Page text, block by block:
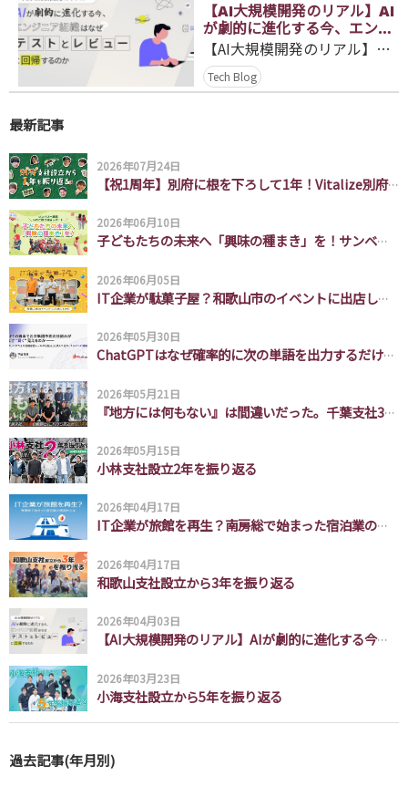
ビジネスエンジニアリング事業
Business Engineering
地方創生
Regional Revitalization
社員紹介
Member
ブログ
Blog
採用情報
Recruit
ビジネスパートナー募集
Partner
受託開発 お問い合わせ
Contract Development
お問い合わせ
Contact
【AI大規模開発のリアル】AI
が劇的に進化する今、エンジ
ニア組織はなぜ「テストとレ
ビュー」に回帰するのか
【AI大規模開発のリアル】AIが劇的に進化する今、エンジニア組織はなぜ「テストとレビュー」に回帰するのか
Tech Blog
最新記事
2026年07月24日
【祝1周年】別府に根を下ろして1年！Vitalize別府支社の挑戦とチームの裏側
2026年06月10日
子どもたちの未来へ「興味の種まき」を！サンベリー農園いちご狩り遠足レポート
2026年06月05日
IT企業が駄菓子屋？和歌山市のイベントに出店してみた
2026年05月30日
ChatGPTはなぜ確率的に次の単語を出力するだけで頭の良い出力ができるのか説明できなかったので勉強した。
2026年05月21日
『地方には何もない』は間違いだった。千葉支社3年間の軌跡と、これから創る面白い未来
2026年05月15日
小林支社設立2年を振り返る
2026年04月17日
IT企業が旅館を再生？南房総で始まった宿泊業の再設計とは
2026年04月17日
和歌山支社設立から3年を振り返る
2026年04月03日
【AI大規模開発のリアル】AIが劇的に進化する今、エンジニア組織はなぜ「テストとレビュー」に回帰するのか
2026年03月23日
小海支社設立から5年を振り返る
過去記事(年月別)